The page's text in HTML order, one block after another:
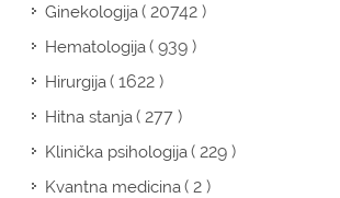
Ginekologija( 20742 )
Hematologija( 939 )
Hirurgija( 1622 )
Hitna stanja( 277 )
Klinička psihologija( 229 )
Kvantna medicina( 2 )